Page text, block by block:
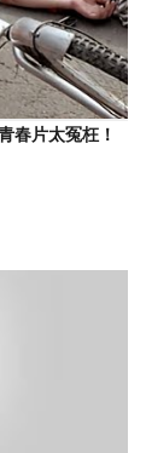
春片太冤枉！